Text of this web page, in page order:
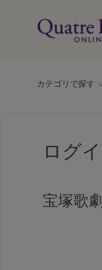
カテゴリで探す
ログ
宝塚歌